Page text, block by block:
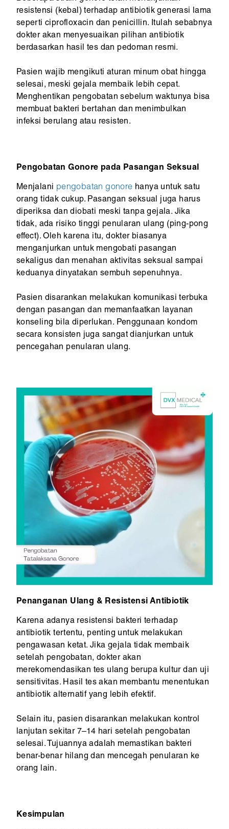
resistensi (kebal) terhadap antibiotik generasi lama
seperti ciprofloxacin dan penicillin. Itulah sebabnya
dokter akan menyesuaikan pilihan antibiotik
berdasarkan hasil tes dan pedoman resmi.
Pasien wajib mengikuti aturan minum obat hingga
selesai, meski gejala membaik lebih cepat.
Menghentikan pengobatan sebelum waktunya bisa
membuat bakteri bertahan dan menimbulkan
infeksi berulang atau resisten.
Pengobatan Gonore pada Pasangan Seksual
Menjalani pengobatan gonore hanya untuk satu
orang tidak cukup. Pasangan seksual juga harus
diperiksa dan diobati meski tanpa gejala. Jika
tidak, ada risiko tinggi penularan ulang (ping-pong
effect). Oleh karena itu, dokter biasanya
menganjurkan untuk mengobati pasangan
sekaligus dan menahan aktivitas seksual sampai
keduanya dinyatakan sembuh sepenuhnya.
Pasien disarankan melakukan komunikasi terbuka
dengan pasangan dan memanfaatkan layanan
konseling bila diperlukan. Penggunaan kondom
secara konsisten juga sangat dianjurkan untuk
pencegahan penularan ulang.
Penanganan Ulang & Resistensi Antibiotik
Karena adanya resistensi bakteri terhadap
antibiotik tertentu, penting untuk melakukan
pengawasan ketat. Jika gejala tidak membaik
setelah pengobatan, dokter akan
merekomendasikan tes ulang berupa kultur dan uji
sensitivitas. Hasil tes akan membantu menentukan
antibiotik alternatif yang lebih efektif.
Selain itu, pasien disarankan melakukan kontrol
lanjutan sekitar 7–14 hari setelah pengobatan
selesai. Tujuannya adalah memastikan bakteri
benar-benar hilang dan mencegah penularan ke
orang lain.
Kesimpulan